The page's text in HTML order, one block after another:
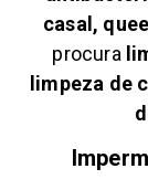
casal,
procura
limpeza de